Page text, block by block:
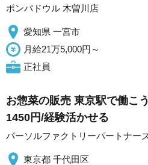
ポンパドウル 木曽川店
愛知県 一宮市
月給21万5,000円～
正社員
お惣菜の販売 東京駅で働こ
1450円/経験活かせる
パーソルファクトリーパートナー
東京都 千代田区